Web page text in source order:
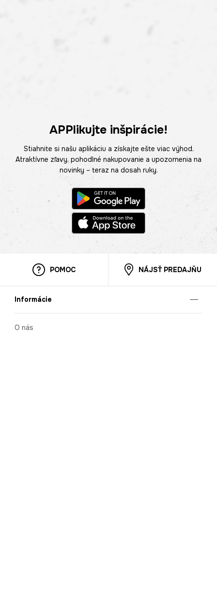
APPlikujte inšpirácie!
Stiahnite si našu aplikáciu a získajte ešte viac výhod.
Atraktívne zľavy, pohodlné nakupovanie a upozornenia na
novinky – teraz na dosah ruky.
POMOC NÁJSŤ PREDAJŇU
Informácie
O nás